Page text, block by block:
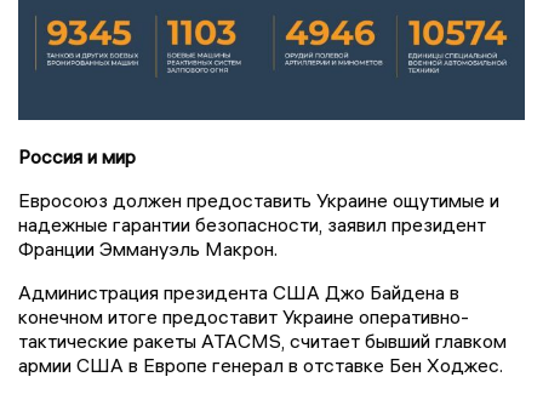
Россия и мир
Евросоюз должен предоставить Украине ощутимые и
надежные гарантии безопасности, заявил президент
Франции Эммануэль Макрон.
Администрация президента США Джо Байдена в
конечном итоге предоставит Украине оперативно-
тактические ракеты ATACMS, считает бывший главком
армии США в Европе генерал в отставке Бен Ходжес.